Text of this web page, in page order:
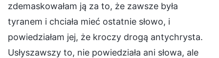
zdemaskowałam ją za to, że zawsze była
tyranem i chciała mieć ostatnie słowo, i
powiedziałam jej, że kroczy drogą antychrysta.
Usłyszawszy to, nie powiedziała ani słowa, ale